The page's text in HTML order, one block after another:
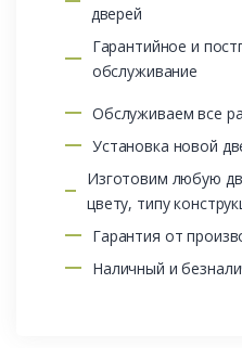
дверей
Гарантийное и
обслуживание
Обслуживаем все
Установка новой
Изготовим любую
цвету, типу
Гарантия от
Наличный и